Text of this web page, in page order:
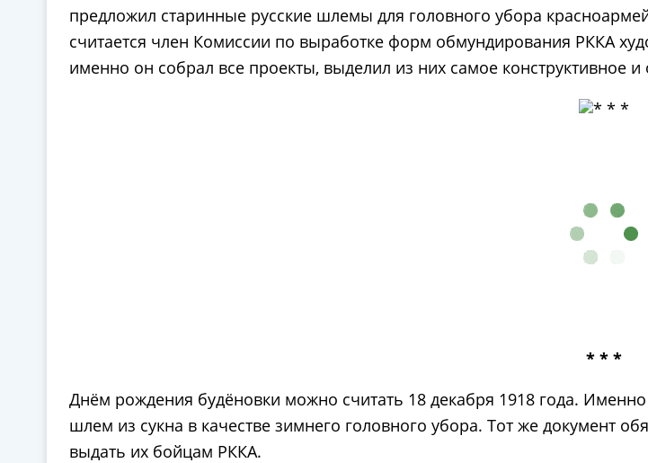
предложил старинные русские шлемы для головного убора
считается член Комиссии по выработке форм обмундирования РККА
именно он собрал все проекты, выделил из них самое
* * *
Днём рождения будёновки можно считать 18 декабря 1918 года.
шлем из сукна в качестве зимнего головного убора. Тот же документ
выдать их бойцам РККА.